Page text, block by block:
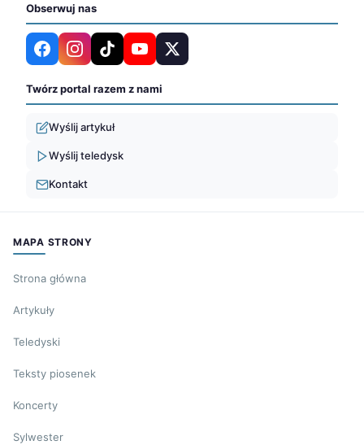
Obserwuj nas
Twórz portal razem z nami
Wyślij artykuł
Wyślij teledysk
Kontakt
MAPA STRONY
Strona główna
Artykuły
Teledyski
Teksty piosenek
Koncerty
Sylwester